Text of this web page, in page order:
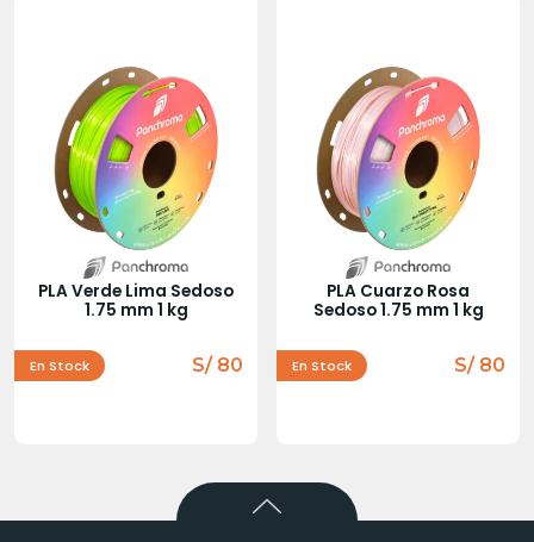
PLA Verde Lima Sedoso
1.75 mm 1 kg
En Stock S/ 80
PLA Cuarzo Rosa
Sedoso 1.75 mm 1 kg
En Stock S/ 80